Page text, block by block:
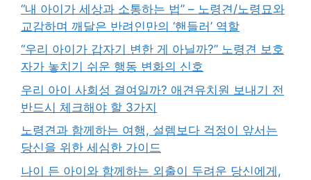
“내 아이가 세상과 소통하는 법” – 노령견/노령묘와
교감하며 깨달은 반려인만의 ‘핸들러’ 역할
“우리 아이가 갑자기 변한 게 아닐까?” 노령견 보호
자가 놓치기 쉬운 행동 변화의 신호
우리 아이 사회성 결여일까? 애견유치원 보내기 전
반드시 체크해야 할 3가지
노령견과 함께하는 여행, 설렘보다 걱정이 앞서는
당신을 위한 세심한 가이드
나이 든 아이와 함께하는 외출이 두려운 당신에게,